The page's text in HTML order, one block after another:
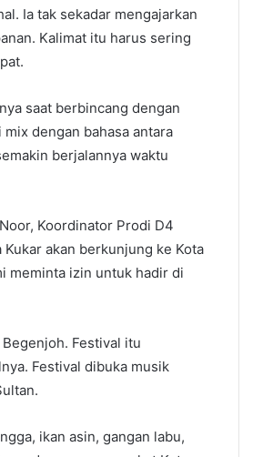
Ia tak sekadar mengajarkan
Kalimat itu harus sering
saat berbincang dengan
dengan bahasa antara
berjalannya waktu
Koordinator Prodi D4
akan berkunjung ke Kota
meminta izin untuk hadir di
Festival itu
Festival dibuka musik
ikan asin, gangan labu,